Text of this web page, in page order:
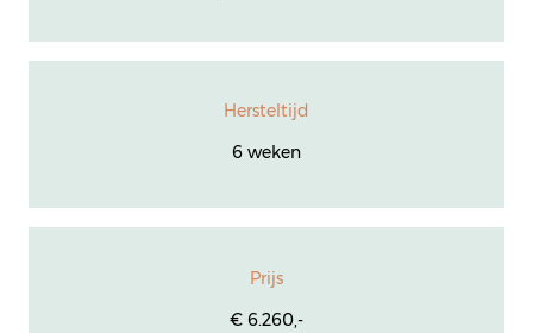
Hersteltijd
6 weken
Prijs
€ 6.260,-